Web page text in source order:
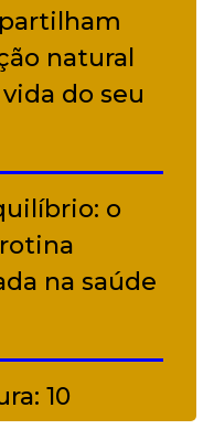
retoma
show em
natural
do seu
o
na saúde
10